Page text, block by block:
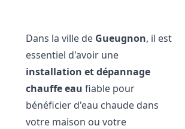
Dans la ville de Gueugnon, il est
essentiel d'avoir une
installation et dépannage
chauffe eau fiable pour
bénéficier d'eau chaude dans
votre maison ou votre